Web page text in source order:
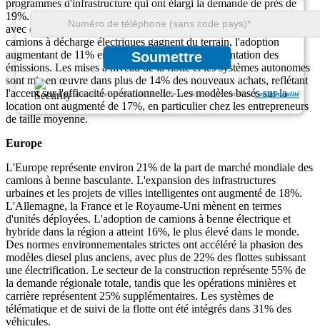
Soumettre
Nous garantissons la confidentialité totale de vos données personnelles.Confidentialité
programmes d'infrastructure qui ont élargi la demande de près de
19%. Les opérations minières contribuent à 15% supplémentaires,
avec des activités accrues dans le charbon et les agrégats. Les
camions à décharge électriques gagnent du terrain, l'adoption
augmentant de 11% en raison de la stricte réglementation des
émissions. Les mises à niveau de la flotte et les systèmes autonomes
sont mis en œuvre dans plus de 14% des nouveaux achats, reflétant
l'accent sur l'efficacité opérationnelle. Les modèles basés sur la
location ont augmenté de 17%, en particulier chez les entrepreneurs
de taille moyenne.
Europe
L'Europe représente environ 21% de la part de marché mondiale des
camions à benne basculante. L'expansion des infrastructures
urbaines et les projets de villes intelligentes ont augmenté de 18%.
L'Allemagne, la France et le Royaume-Uni mènent en termes
d'unités déployées. L'adoption de camions à benne électrique et
hybride dans la région a atteint 16%, le plus élevé dans le monde.
Des normes environnementales strictes ont accéléré la phasion des
modèles diesel plus anciens, avec plus de 22% des flottes subissant
une électrification. Le secteur de la construction représente 55% de
la demande régionale totale, tandis que les opérations minières et
carrière représentent 25% supplémentaires. Les systèmes de
télématique et de suivi de la flotte ont été intégrés dans 31% des
véhicules.